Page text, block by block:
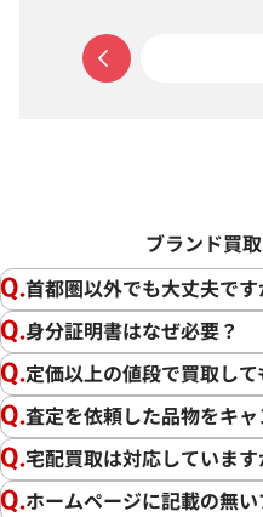
ブランド買
首都圏以外でも大丈夫です
身分証明書はなぜ必要？
定価以上の値段で買取して
査定を依頼した品物をキ
宅配買取は対応しています
ホームページに記載の無